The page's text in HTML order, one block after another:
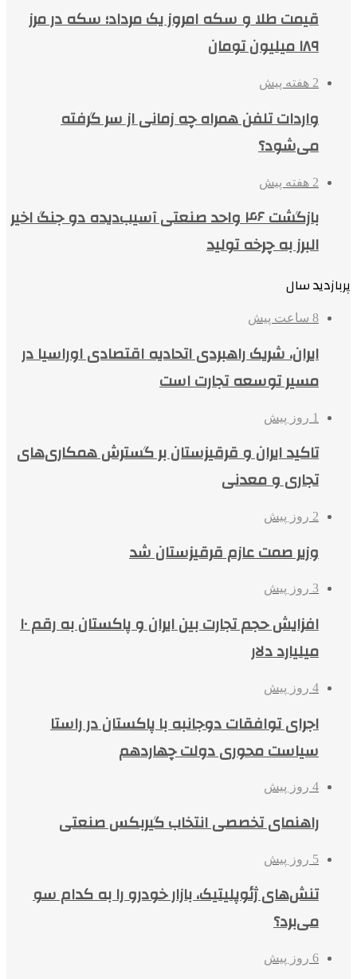
قیمت طلا و سکه امروز یک مرداد؛ سکه در مرز
۱۸۹ میلیون تومان
2 هفته پیش
واردات تلفن همراه چه زمانی از سر گرفته
می‌شود؟
2 هفته پیش
بازگشت ۴۶ واحد صنعتی آسیب‌دیده دو جنگ اخیر
البرز به چرخه تولید
پربازدید سال
8 ساعت پیش
ایران، شریک راهبردی اتحادیه اقتصادی اوراسیا در
مسیر توسعه تجارت است
1 روز پیش
تاکید ایران و قرقیزستان بر گسترش همکاری‌های
تجاری و معدنی
2 روز پیش
وزیر صمت عازم قرقیزستان شد
3 روز پیش
افزایش حجم تجارت بین ایران و پاکستان به رقم ۱۰
میلیارد دلار
4 روز پیش
اجرای توافقات دوجانبه با پاکستان در راستا
سیاست محوری دولت چهاردهم
4 روز پیش
راهنمای تخصصی انتخاب گیربکس صنعتی
5 روز پیش
تنش‌های ژئوپلیتیک، بازار خودرو را به کدام سو
می‌برد؟
6 روز پیش